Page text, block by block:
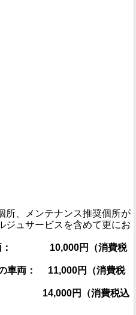
所、メンテナンス推奨個所が
ジュサービスを含めて更にお
： 10,000円（消費税
車両： 11,000円（消費税
14,000円（消費税込